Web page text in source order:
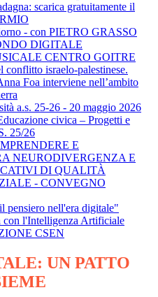
scarica gratuitamente il
- con PIETRO GRASSO
DIGITALE
CENTRO GOITRE
conflitto israelo-palestinese.
Foa interviene nell’ambito
a.s. 25-26 - 20 maggio 2026
civica – Progetti e
25/26
E
NEURODIVERGENZA E
DI QUALITÀ
- CONVEGNO
pensiero nell'era digitale"
con l'Intelligenza Artificiale
CSEN
UN PATTO